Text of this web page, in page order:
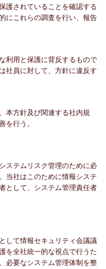
護されていることを確認する
にこれらの調査を行い、報告
利用と保護に背反するもので
社員に対して、方針に違反す
本方針及び関連する社内規
を行う。
ステムリスク管理のために必
当社はこのために情報システ
として、システム管理責任者
して情報セキュリティ会議議
を全社統一的な視点で行うた
必要なシステム管理体制を整